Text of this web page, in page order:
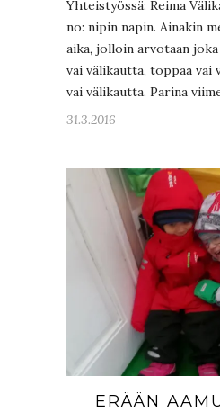
Yhteistyössä: Reima
no: nipin napin. Ainakin
aika, jolloin arvotaan
vai välikautta, toppaa vai
vai välikautta. Parina
31.3.2016
ERÄÄN